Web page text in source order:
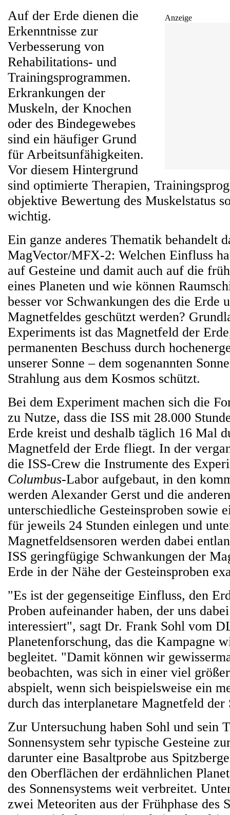
Anzeige
Auf der Erde dienen die
Erkenntnisse zur
Verbesserung von
Rehabilitations- und
Trainingsprogrammen.
Erkrankungen der
Muskeln, der Knochen
oder des Bindegewebes
sind ein häufiger Grund
für Arbeitsunfähigkeiten.
Vor diesem Hintergrund
sind optimierte Therapien,
objektive Bewertung des Muskelstatus
wichtig.
Ein ganze anderes Thematik behandelt
MagVector/MFX-2: Welchen Einfluss
auf Gesteine und damit auch auf die
eines Planeten und wie können
besser vor Schwankungen des die Erde
Magnetfeldes geschützt werden?
Experiments ist das Magnetfeld der
permanenten Beschuss durch
unserer Sonne – dem sogenannten
Strahlung aus dem Kosmos schützt.
Bei dem Experiment machen sich die
zu Nutze, dass die ISS mit 28.000
Erde kreist und deshalb täglich 16 Mal
Magnetfeld der Erde fliegt. In der
die ISS-Crew die Instrumente des
Columbus-Labor aufgebaut, in den
werden Alexander Gerst und die
unterschiedliche Gesteinsproben sowie
für jeweils 24 Stunden einlegen und
Magnetfeldsensoren werden dabei
ISS geringfügige Schwankungen der
Erde in der Nähe der Gesteinsproben
"Es ist der gegenseitige Einfluss, den
Proben aufeinander haben, der uns
interessiert", sagt Dr. Frank Sohl vom
Planetenforschung, das die Kampagne
begleitet. "Damit können wir
beobachten, was sich in einer viel
abspielt, wenn sich beispielsweise ein
durch das interplanetare Magnetfeld der
Zur Untersuchung haben Sohl und sein
Sonnensystem sehr typische Gesteine
darunter eine Basaltprobe aus
den Oberflächen der erdähnlichen
des Sonnensystems weit verbreitet.
zwei Meteoriten aus der Frühphase des